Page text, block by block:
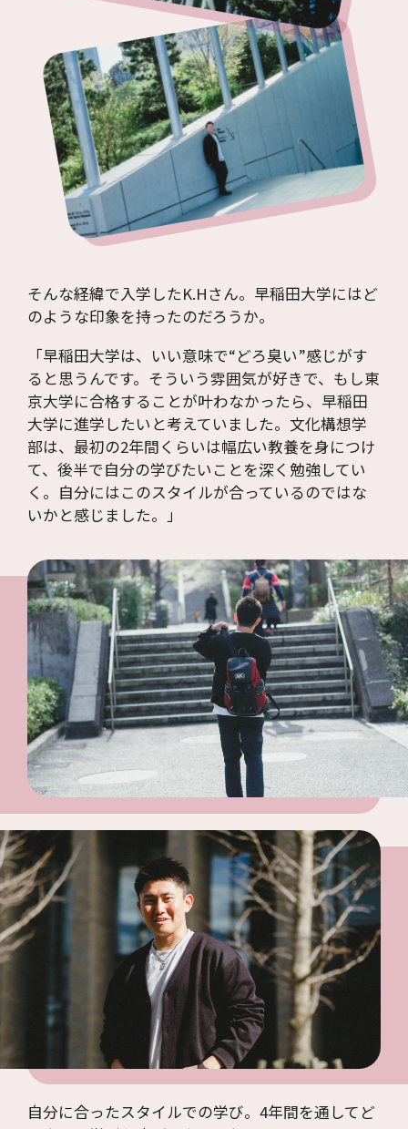
そんな経緯で入学したK.Hさん。早稲田大学にはど
のような印象を持ったのだろうか。
「早稲田大学は、いい意味で“どろ臭い”感じがす
ると思うんです。そういう雰囲気が好きで、もし東
京大学に合格することが叶わなかったら、早稲田
大学に進学したいと考えていました。文化構想学
部は、最初の2年間くらいは幅広い教養を身につけ
て、後半で自分の学びたいことを深く勉強してい
く。自分にはこのスタイルが合っているのではな
いかと感じました。」
自分に合ったスタイルでの学び。4年間を通してど